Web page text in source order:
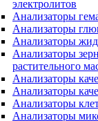
электролитов
Анализаторы
Анализаторы
Анализаторы
Анализаторы
растительного
Анализаторы
Анализаторы
Анализаторы
Анализаторы